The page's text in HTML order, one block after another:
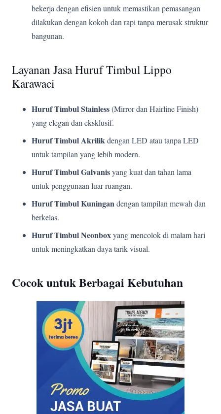
bekerja dengan efisien untuk memastikan pemasangan
dilakukan dengan kokoh dan rapi tanpa merusak struktur
bangunan.
Layanan Jasa Huruf Timbul Lippo
Karawaci
Huruf Timbul Stainless(Mirror dan Hairline Finish)
yang elegan dan eksklusif.
Huruf Timbul Akrilikdengan LED atau tanpa LED
untuk tampilan yang lebih modern.
Huruf Timbul Galvanisyang kuat dan tahan lama
untuk penggunaan luar ruangan.
Huruf Timbul Kuningandengan tampilan mewah dan
berkelas.
Huruf Timbul Neonboxyang mencolok di malam hari
untuk meningkatkan daya tarik visual.
Cocok untuk Berbagai Kebutuhan